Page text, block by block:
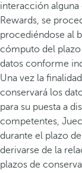
interacción alguna
Rewards, se
procediéndose al
cómputo del
datos conforme
Una vez la
conservará los
para su puesta a
competentes,
durante el plazo
derivarse de la
plazos de